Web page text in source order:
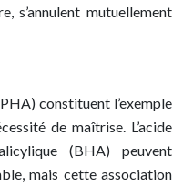
s’annulent mutuellement
constituent l’exemple
de maîtrise. L’acide
(BHA) peuvent
mais cette association